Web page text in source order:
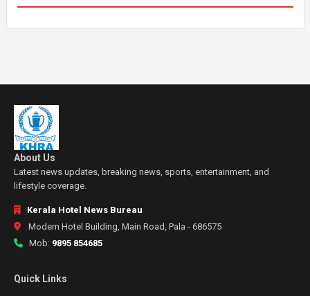
About Us
Latest news updates, breaking news, sports, entertainment, and
lifestyle coverage.
Kerala Hotel News Bureau
Modern Hotel Building, Main Road, Pala - 686575
Mob: 9895 854685
Quick Links